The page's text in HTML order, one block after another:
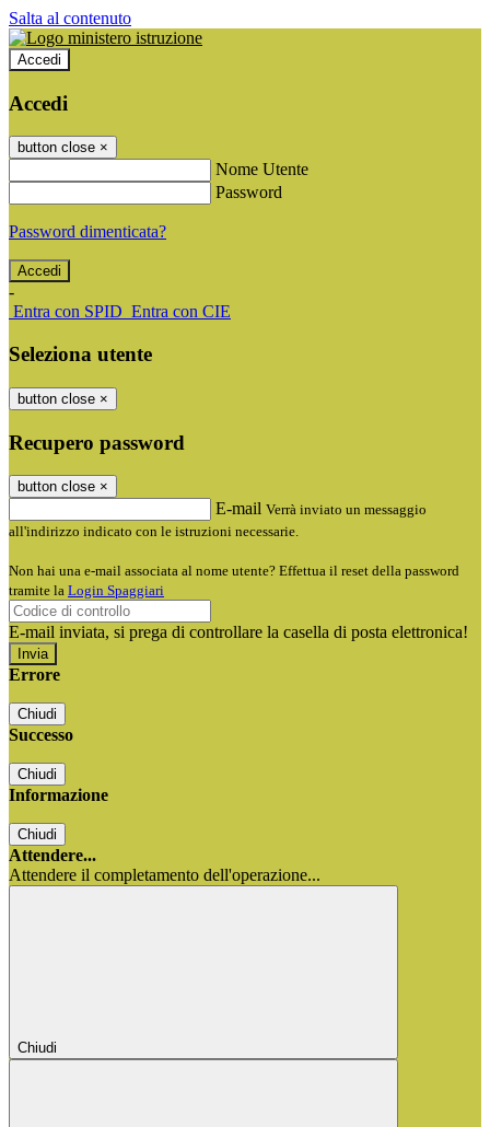
Salta al contenuto
Accedi
Accedi
button close ×
Nome Utente
Password
Password dimenticata?
-
Entra con SPID Entra con CIE
Seleziona utente
button close ×
Recupero password
button close ×
E-mail Verrà inviato un messaggio
all'indirizzo indicato con le istruzioni necessarie.
Non hai una e-mail associata al nome utente? Effettua il reset della password
tramite la Login Spaggiari
E-mail inviata, si prega di controllare la casella di posta elettronica!
Errore
Chiudi
Successo
Chiudi
Informazione
Chiudi
Attendere...
Attendere il completamento dell'operazione...
Chiudi